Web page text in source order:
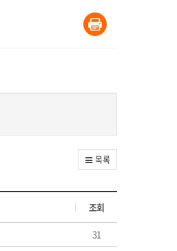
목록
조회
31